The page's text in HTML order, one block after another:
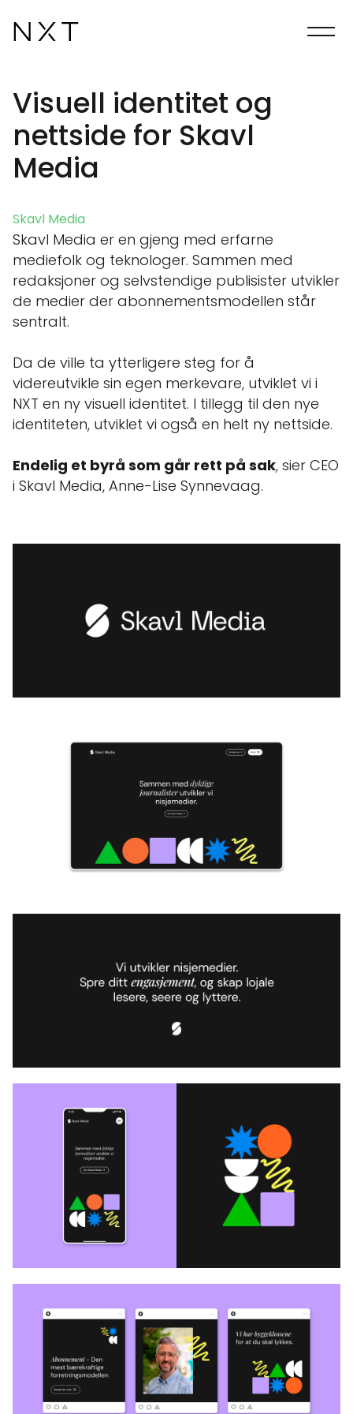
Visuell identitet og
nettside for Skavl
Media
Skavl Media
Skavl Media er en gjeng med erfarne
mediefolk og teknologer. Sammen med
redaksjoner og selvstendige publisister utvikler
de medier der abonnementsmodellen står
sentralt.
Da de ville ta ytterligere steg for å
videreutvikle sin egen merkevare, utviklet vi i
NXT en ny visuell identitet. I tillegg til den nye
identiteten, utviklet vi også en helt ny nettside.
Endelig et byrå som går rett på sak, sier CEO
i Skavl Media, Anne-Lise Synnevaag.